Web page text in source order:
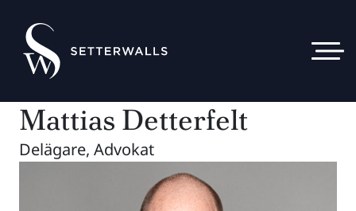
Mattias Detterfelt
Delägare, Advokat